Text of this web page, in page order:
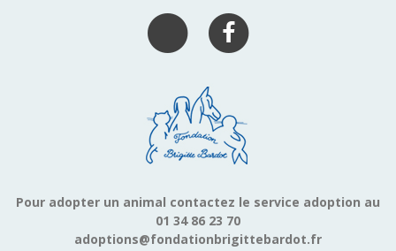
Pour adopter un animal contactez le service adoption au
01 34 86 23 70
adoptions@fondationbrigittebardot.fr